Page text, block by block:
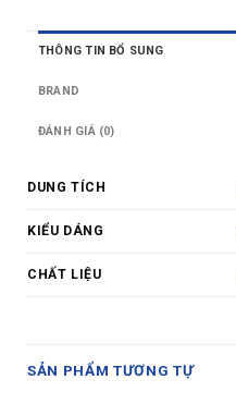
THÔNG TIN BỔ SUNG
BRAND
ĐÁNH GIÁ (0)
DUNG TÍCH
KIỂU DÁNG
CHẤT LIỆU
SẢN PHẨM TƯƠNG TỰ